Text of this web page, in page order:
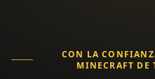
CON LA
MINECRAFT DE